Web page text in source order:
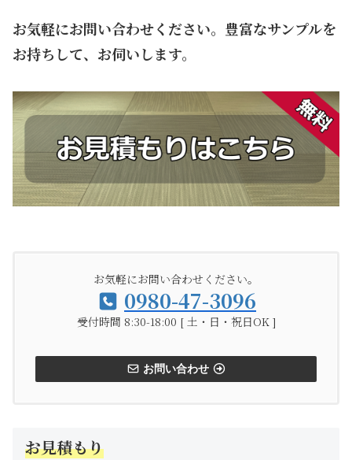
お気軽にお問い合わせください。豊富なサンプルを
お持ちして、お伺いします。
お気軽にお問い合わせください。
0980-47-3096
受付時間 8:30-18:00 [ 土・日・祝日OK ]
お問い合わせ
お見積もり